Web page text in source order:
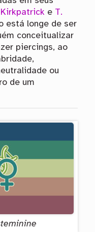
e T.
está longe de ser
conceitualizar
piercings, ao
ou
de um